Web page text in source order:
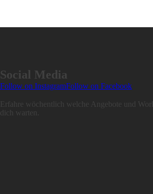
Social Media
Follow on InstagramFollow on Facebook
Erfahre wöchentlich welche Angebote und
dich warten.